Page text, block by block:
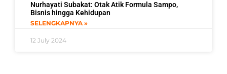
Nurhayati Subakat: Otak Atik Formula Sampo,
Bisnis hingga Kehidupan
SELENGKAPNYA »
12 July 2024